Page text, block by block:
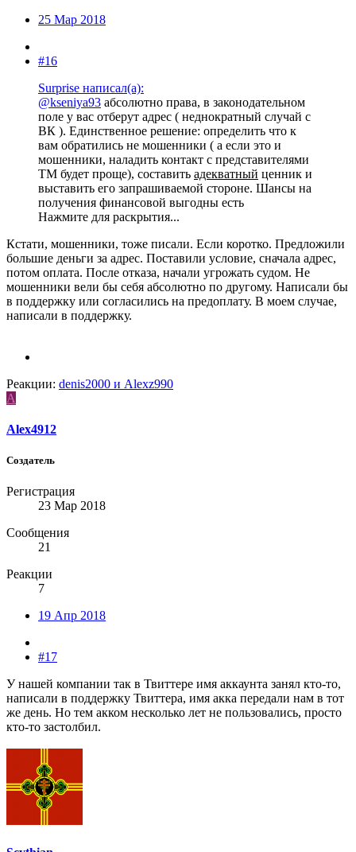
25 Мар 2018
#16
Surprise написал(а):
@kseniya93 абсолютно права, в законодательном
поле у вас отберут адрес ( неднократный случай с
ВК ). Единственное решение: определить что к
вам обратились не мошенники ( а если это и
мошенники, наладить контакт с представителями
ТМ будет проще), составить адекватный ценник и
выставить его запрашиваемой стороне. Шансы на
получения финансовой выгодны есть
Нажмите для раскрытия...
Кстати, мошенники, тоже писали. Если коротко. Предложили
большие деньги за адрес. Поставили условие, сначала адрес,
потом оплата. После отказа, начали угрожать судом. Не
мошенники вели бы себя абсолютно по другому. Написали бы
в поддержку или согласились на предоплату. В моем случае,
написали в поддержку.
Реакции: denis2000 и Alexz990
A
Alex4912
Создатель
Регистрация
23 Мар 2018
Сообщения
21
Реакции
7
19 Апр 2018
#17
У нашей компании так в Твиттере имя аккаунта занял кто-то,
написали в поддержку Твиттера, имя акка передали нам в тот
же день. Но тем акком несколько лет не пользовались, просто
кто-то застолбил.